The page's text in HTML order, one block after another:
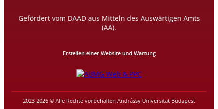
Gefördert vom DAAD aus Mitteln des Auswärtigen Amts
(AA).
2023-2026 © Alle Rechte vorbehalten Andrássy Universität Budapest
Erstellen einer Website und Wartung